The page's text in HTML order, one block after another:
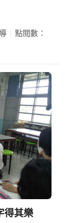
點閱數：
得其樂